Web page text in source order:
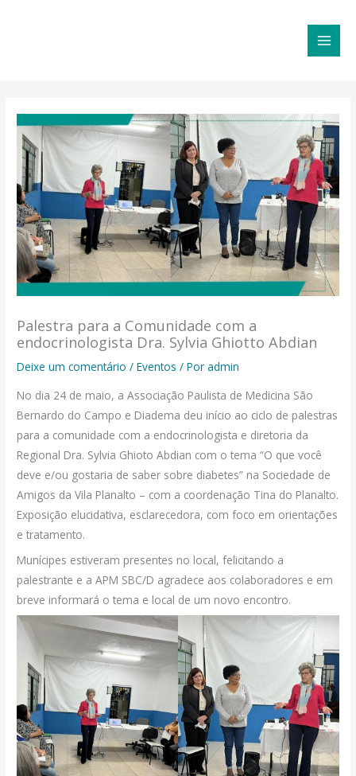
Palestra para a Comunidade com a
endocrinologista Dra. Sylvia Ghiotto Abdian
Deixe um comentário /Eventos / Poradmin
No dia 24 de maio, a Associação Paulista de Medicina São
Bernardo do Campo e Diadema deu início ao ciclo de palestras
para a comunidade com a endocrinologista e diretoria da
Regional Dra. Sylvia Ghioto Abdian com o tema “O que você
deve e/ou gostaria de saber sobre diabetes” na Sociedade de
Amigos da Vila Planalto – com a coordenação Tina do Planalto.
Exposição elucidativa, esclarecedora, com foco em orientações
e tratamento.
Munícipes estiveram presentes no local, felicitando a
palestrante e a APM SBC/D agradece aos colaboradores e em
breve informará o tema e local de um novo encontro.